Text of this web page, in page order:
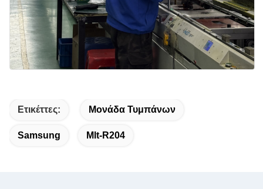
Ετικέττες: Μονάδα Τυμπάνων
Samsung Mlt-R204